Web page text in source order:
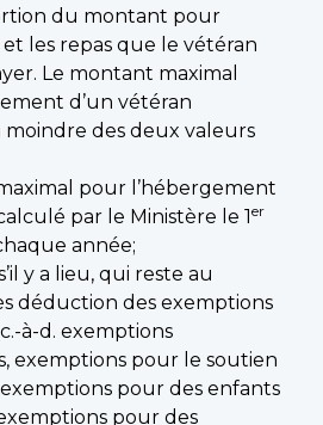
du montant pour
et les repas que le vétéran
Le montant maximal
d’un vétéran
moindre des deux valeurs
pour l’hébergement
par le Ministère le 1 er
année;
y a lieu, qui reste au
déduction des exemptions
à-d. exemptions
exemptions pour le soutien
pour des enfants
pour des